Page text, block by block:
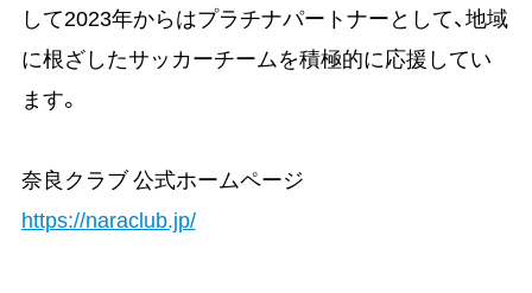
して2023年からはプラチナパートナーとして、地域
に根ざしたサッカーチームを積極的に応援してい
ます。
奈良クラブ 公式ホームページ
https://naraclub.jp/